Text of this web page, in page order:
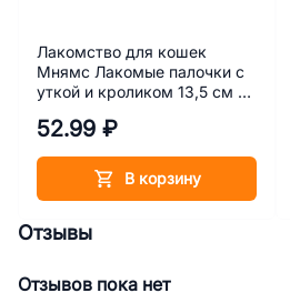
Лакомство для кошек
Мнямс Лакомые палочки с
уткой и кроликом 13,5 см 1
52.99 ₽
В корзину
Отзывы
Отзывов пока нет